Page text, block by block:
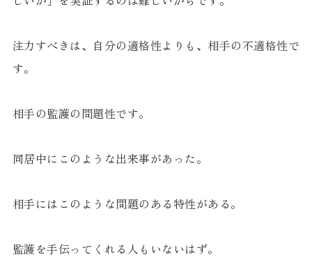
注力すべきは、自分の適格性よりも、相手の不適格性で
す。
相手の監護の問題性です。
同居中にこのような出来事があった。
相手にはこのような問題のある特性がある。
監護を手伝ってくれる人もいないはず。